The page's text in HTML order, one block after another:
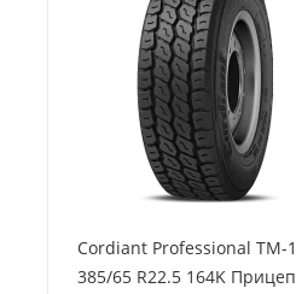
Cordiant Professional TM-1
385/65 R22.5 164K Прицеп